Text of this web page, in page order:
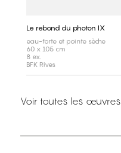
Le rebond du photon IX
eau-forte et pointe sèche
60 x 105 cm
8 ex.
BFK Rives
Voir toutes les œuvres